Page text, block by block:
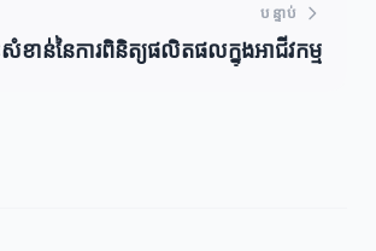
បន្ទាប់
សំខាន់នៃការពិនិត្យផលិតផលក្នុងអាជីវកម្ម